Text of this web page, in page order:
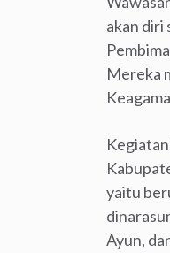
akan diri
Mereka
yaitu
Ayun,